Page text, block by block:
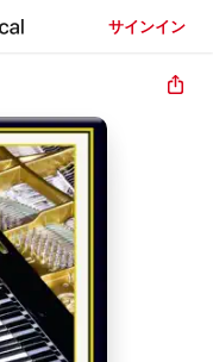
サインイン